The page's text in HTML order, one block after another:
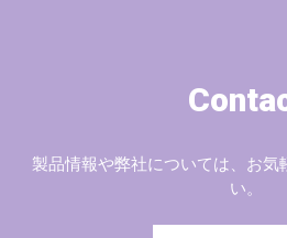
製品情報や弊社については、お気
い。